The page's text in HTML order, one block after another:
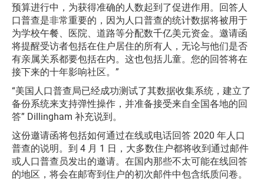
预算进行中，为获得准确的人数起到了促进作用。回答人
口普查是非常重要的，因为人口普查的统计数据将被用于
为学校午餐、医院、道路等分配数千亿美元资金。邀请函
将提醒受访者包括在住户居住的所有人，无论与他们是否
有亲属关系都要包括在内。这也包括儿童。您的回答将在
接下来的十年影响社区。”
“美国人口普查局已经成功测试了其数据收集系统，建立了
备份系统来支持弹性操作，并准备接受来自全国各地的回
答” Dillingham 补充说到。
这份邀请函将包括如何通过在线或电话回答 2020 年人口
普查的说明。到 4 月 1 日，大多数住户都将收到通过邮件
或人口普查员发出的邀请。在国内那些不太可能在线回答
的地区，将会在邮寄到住户的初次邮件中包含纸质问卷。